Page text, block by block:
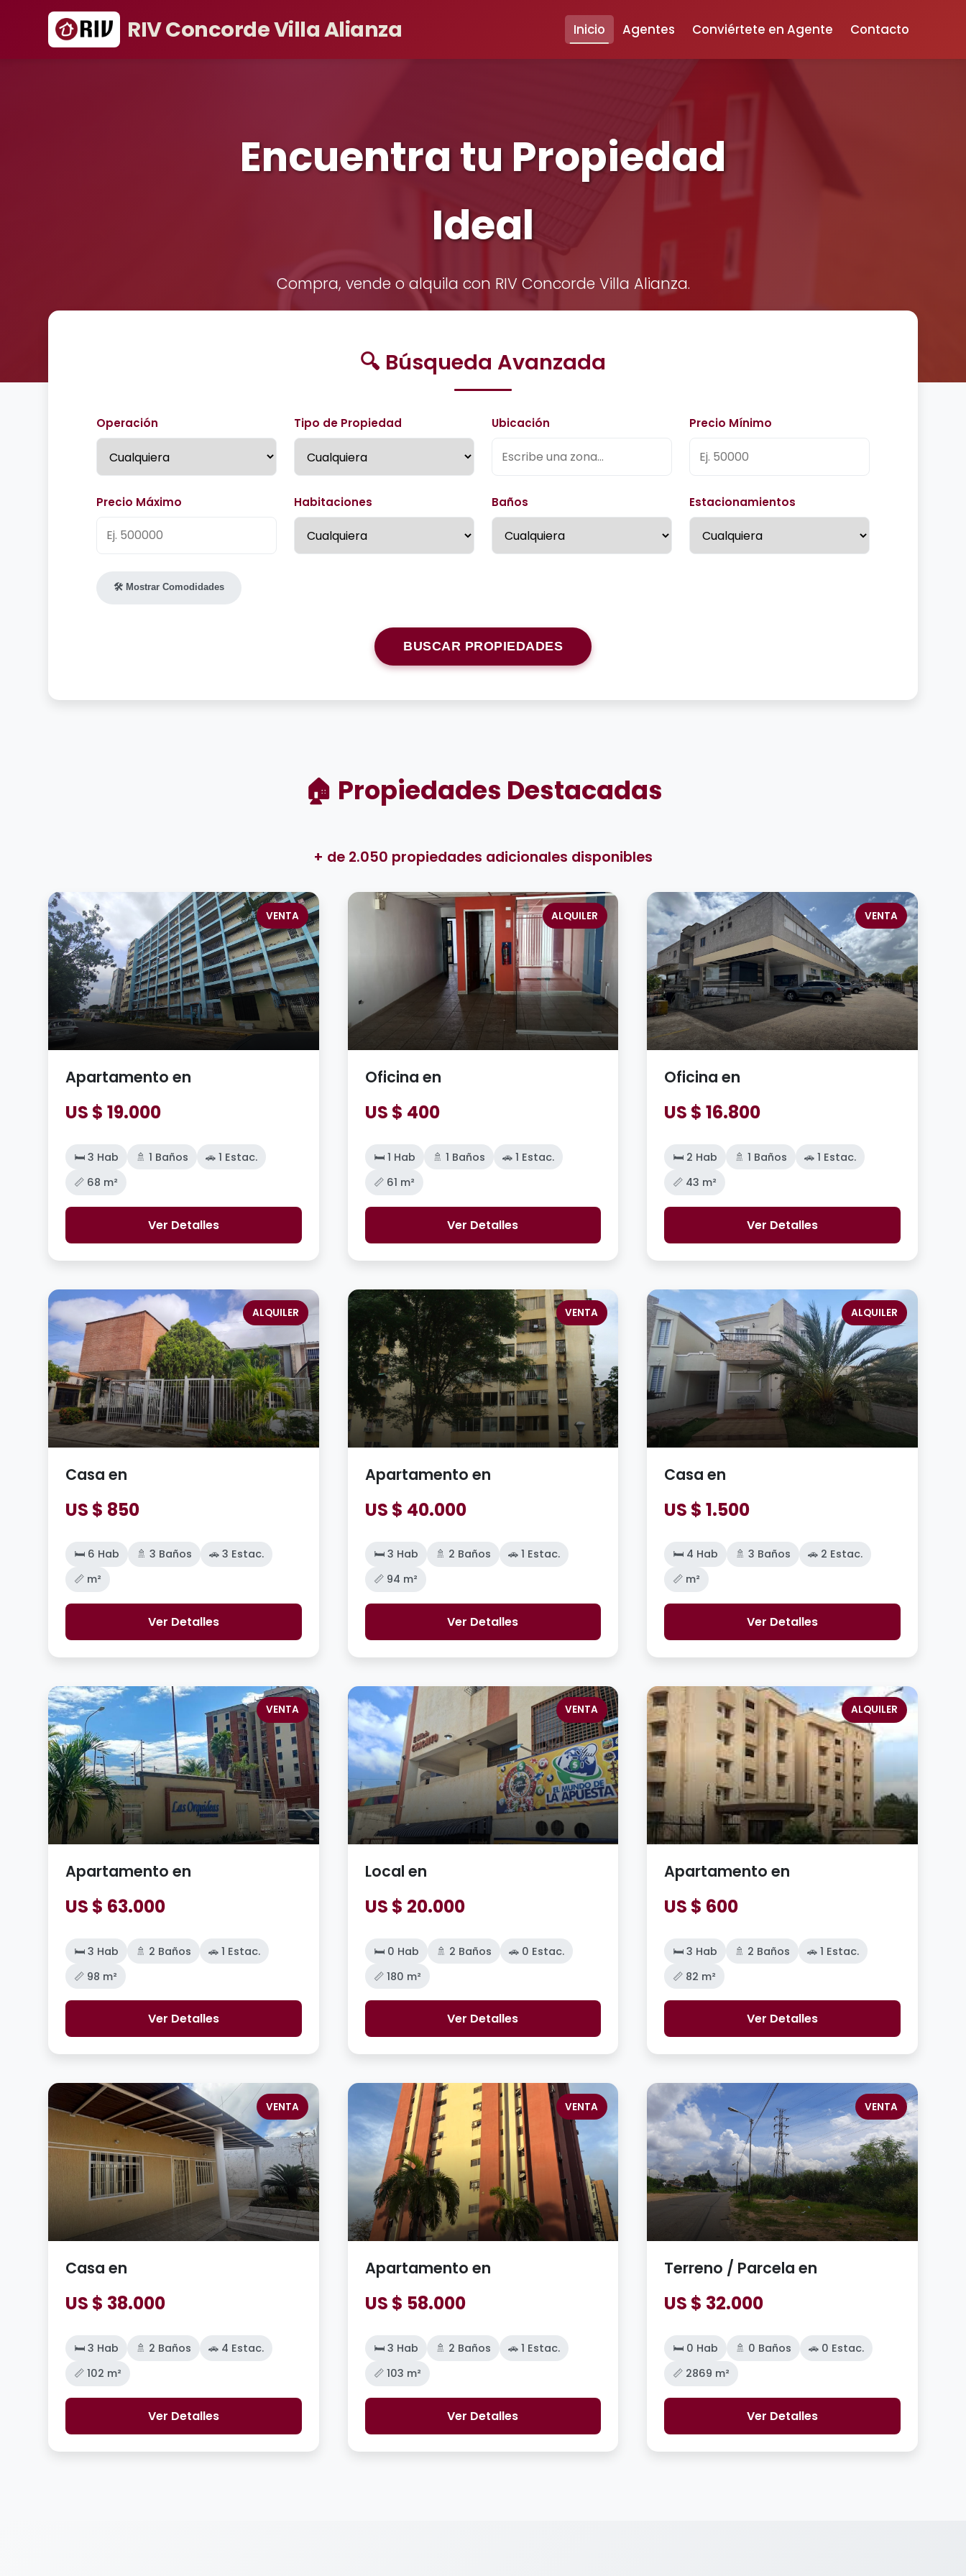
RIV Concorde Villa Alianza Inicio Agentes Conviértete en Agente Contacto
Encuentra tu Propiedad
Ideal
Compra, vende o alquila con RIV Concorde Villa Alianza.
🔍 Búsqueda Avanzada
Operación Tipo de Propiedad Ubicación Precio Mínimo
Precio Máximo Habitaciones Baños Estacionamientos
🛠️ Mostrar Comodidades
BUSCAR PROPIEDADES
🏠 Propiedades Destacadas
+ de 2.050 propiedades adicionales disponibles
VENTA
Apartamento en
US $ 19.000
🛏️ 3 Hab 🚿 1 Baños
🚗 1 Estac.
📏 68 m²
Ver Detalles
ALQUILER
Oficina en
US $ 400
🛏️ 1 Hab 🚿 1 Baños
🚗 1 Estac.
📏 61 m²
Ver Detalles
VENTA
Oficina en
US $ 16.800
🛏️ 2 Hab 🚿 1 Baños
🚗 1 Estac.
📏 43 m²
Ver Detalles
ALQUILER
Casa en
US $ 850
🛏️ 6 Hab 🚿 3 Baños
🚗 3 Estac.
📏 m²
Ver Detalles
VENTA
Apartamento en
US $ 40.000
🛏️ 3 Hab 🚿 2 Baños
🚗 1 Estac.
📏 94 m²
Ver Detalles
ALQUILER
Casa en
US $ 1.500
🛏️ 4 Hab 🚿 3 Baños
🚗 2 Estac.
📏 m²
Ver Detalles
VENTA
Apartamento en
US $ 63.000
🛏️ 3 Hab 🚿 2 Baños
🚗 1 Estac.
📏 98 m²
Ver Detalles
VENTA
Local en
US $ 20.000
🛏️ 0 Hab 🚿 2 Baños
🚗 0 Estac.
📏 180 m²
Ver Detalles
ALQUILER
Apartamento en
US $ 600
🛏️ 3 Hab 🚿 2 Baños
🚗 1 Estac.
📏 82 m²
Ver Detalles
VENTA
Casa en
US $ 38.000
🛏️ 3 Hab 🚿 2 Baños
🚗 4 Estac.
📏 102 m²
Ver Detalles
VENTA
Apartamento en
US $ 58.000
🛏️ 3 Hab 🚿 2 Baños
🚗 1 Estac.
📏 103 m²
Ver Detalles
VENTA
Terreno / Parcela en
US $ 32.000
🛏️ 0 Hab 🚿 0 Baños
🚗 0 Estac.
📏 2869 m²
Ver Detalles